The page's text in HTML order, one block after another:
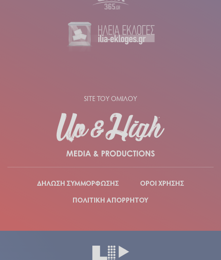
SITE ΤΟΥ ΟΜΙΛΟΥ
ΔΗΛΩΣΗ ΣΥΜΜΟΡΦΩΣΗΣ
ΟΡΟΙ ΧΡΗΣΗΣ
ΠΟΛΙΤΙΚΗ ΑΠΟΡΡΗΤΟΥ